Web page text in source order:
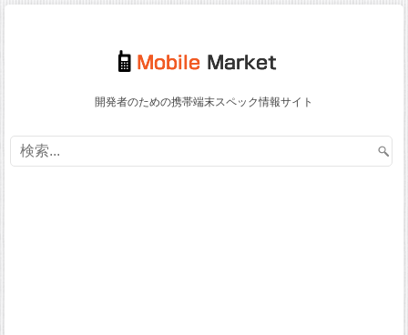
開発者のための携帯端末スペック情報サイト